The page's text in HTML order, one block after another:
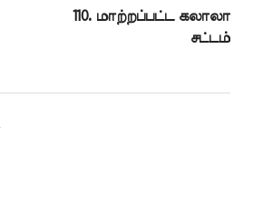
110. மாற்றப்பட்ட கலாலா
சட்டம்